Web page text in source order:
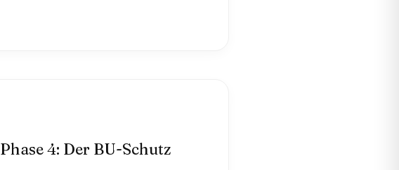
Phase 4: Der BU-Schutz